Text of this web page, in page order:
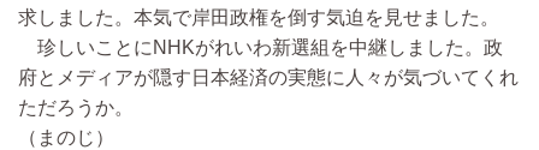
求しました。本気で岸田政権を倒す気迫を見せました。
珍しいことにNHKがれいわ新選組を中継しました。政
府とメディアが隠す日本経済の実態に人々が気づいてくれ
ただろうか。
（まのじ）